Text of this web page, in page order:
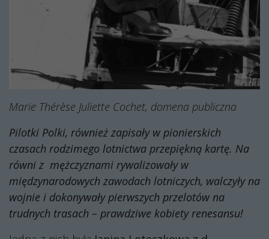
Marie Thérèse Juliette Cochet, domena publiczna
Pilotki Polki, również zapisały w pionierskich
czasach rodzimego lotnictwa przepiękną kartę. Na
równi z mężczyznami rywalizowały w
międzynarodowych zawodach lotniczych, walczyły na
wojnie i dokonywały pierwszych przelotów na
trudnych trasach – prawdziwe kobiety renesansu!